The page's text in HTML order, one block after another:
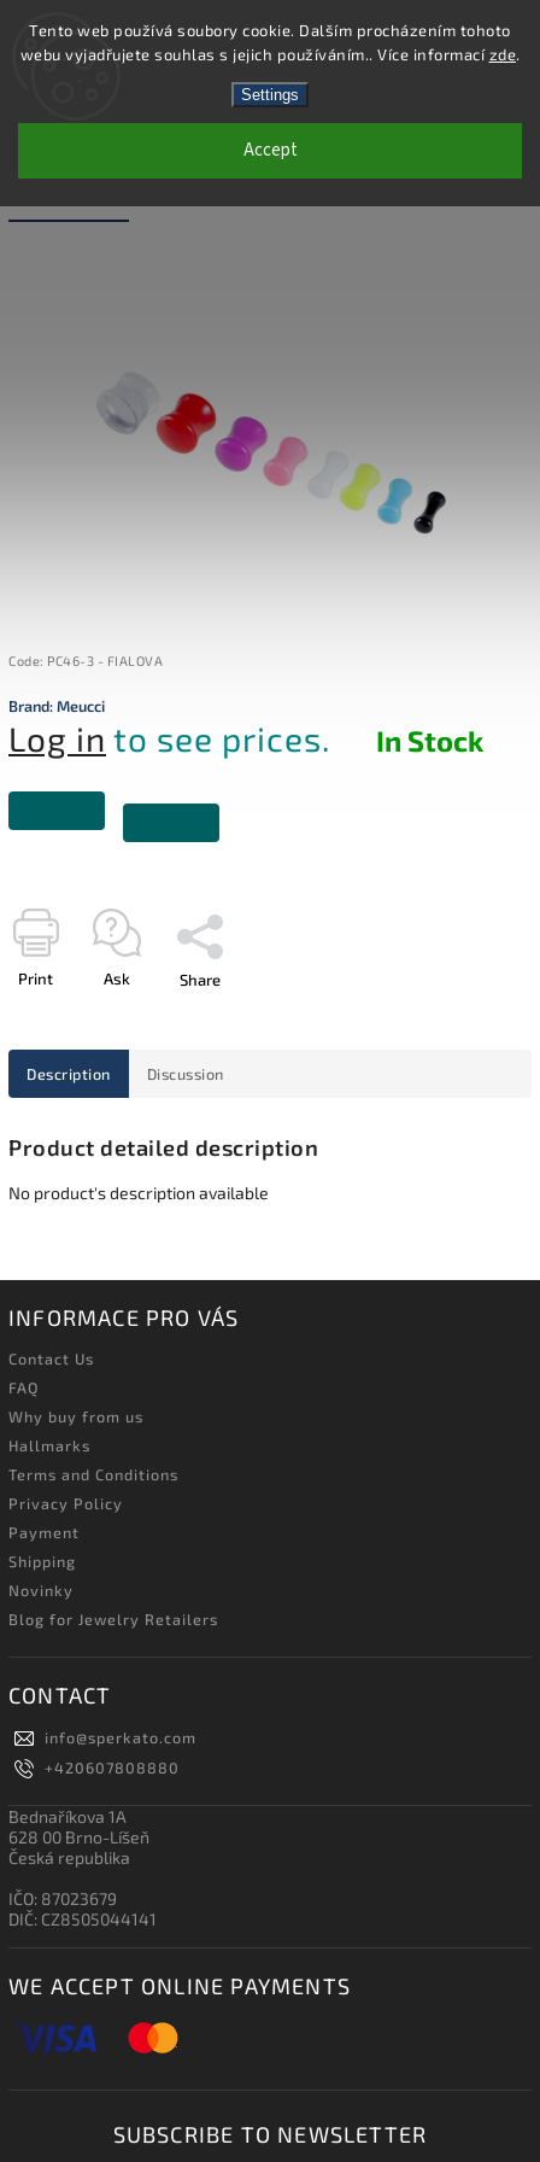
Tento web používá soubory cookie. Dalším procházením tohoto
webu vyjadřujete souhlas s jejich používáním.. Více informacízde.
Settings
Accept
Search
PC46-3 - PIERCING PLUG - FIALOVÁ - 3
Code: PC46-3 - FIALOVA
Brand:Meucci
Log in to see prices. In Stock
Print Ask Share
Description Discussion
Product detailed description
No product's description available
INFORMACE PRO VÁS
Contact Us
FAQ
Why buy from us
Hallmarks
Terms and Conditions
Privacy Policy
Payment
Shipping
Novinky
Blog for Jewelry Retailers
CONTACT
info@sperkato.com
+420607808880
Bednaříkova 1A
628 00 Brno-Líšeň
Česká republika
IČO: 87023679
DIČ: CZ8505044141
WE ACCEPT ONLINE PAYMENTS
SUBSCRIBE TO NEWSLETTER